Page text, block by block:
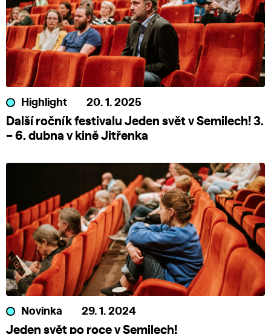
Highlight 20. 1. 2025
Další ročník festivalu Jeden svět v Semilech! 3.
– 6. dubna v kině Jitřenka
Novinka 29. 1. 2024
Jeden svět po roce v Semilech!